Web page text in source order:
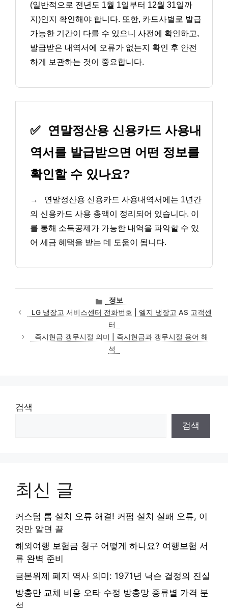
(일반적으로 전년도 1월 1일부터 12월 31일까
지)인지 확인해야 합니다. 또한, 카드사별로 발급
가능한 기간이 다를 수 있으니 사전에 확인하고,
발급받은 내역서에 오류가 없는지 확인 후 안전
하게 보관하는 것이 중요합니다.
✅
연말정산용 신용카드 사용내
역서를 발급받으면 어떤 정보를
확인할 수 있나요?
→
연말정산용 신용카드 사용내역서에는 1년간
의 신용카드 사용 총액이 정리되어 있습니다. 이
를 통해 소득공제가 가능한 내역을 파악할 수 있
어 세금 혜택을 받는 데 도움이 됩니다.
카
테
고
리
정보
LG 냉장고 서비스센터 전화번호 | 엘지 냉장고 AS 고객센
터
즉시현금 갱무시절 의미 | 즉시현금과 갱무시절 용어 해
석
검색
검색
최신 글
커스텀 롬 설치 오류 해결! 커펌 설치 실패 오류, 이
것만 알면 끝
해외여행 보험금 청구 어떻게 하나요? 여행보험 서
류 완벽 준비
금본위제 폐지 역사 의미: 1971년 닉슨 결정의 진실
방충만 교체 비용 오타 수정 방충망 종류별 가격 분
석